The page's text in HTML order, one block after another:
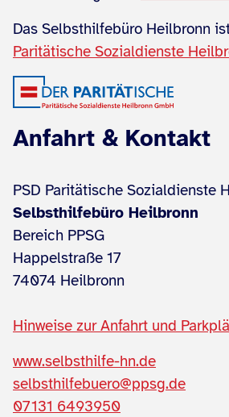
Das Selbsthilfebüro Heilbronn
Paritätische Sozialdienste
Anfahrt & Kontakt
PSD Paritätische Sozialdienste
Selbsthilfebüro Heilbronn
Bereich PPSG
Happelstraße 17
74074 Heilbronn
Hinweise zur Anfahrt und
www.selbsthilfe-hn.de
selbsthilfebuero@ppsg.de
07131 6493950